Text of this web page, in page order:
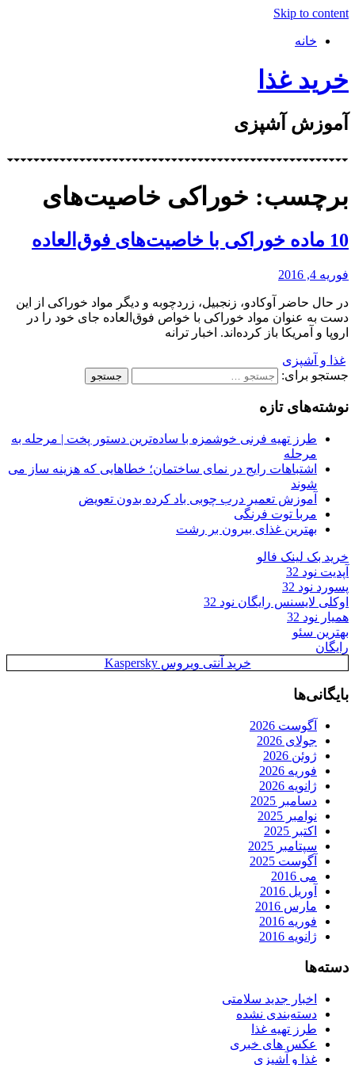
Skip to content
خانه
خرید غذا
آموزش آشپزی
برچسب: خوراکی خاصیت‌های
10 ماده خوراکی با خاصیت‌های فوق‌العاده
فوریه 4, 2016
در حال حاضر آوکادو، زنجبیل، زردچوبه و دیگر مواد خوراکی از این
دست به عنوان مواد خوراکی با خواص فوق‌العاده جای خود را در
اروپا و آمریکا باز کرده‌اند. اخبار ترانه
غذا و آشپزی
جستجو برای:
نوشته‌های تازه
طرز تهیه فرنی خوشمزه با ساده‌ترین دستور پخت | مرحله به
مرحله
اشتباهات رایج در نمای ساختمان؛ خطاهایی که هزینه ساز می
شوند
آموزش تعمیر درب چوبی باد کرده بدون تعویض
مربا توت فرنگی
بهترین غذای بیرون بر رشت
خرید بک لینک فالو
آپدیت نود 32
پسورد نود 32
اوکلی لایسنس رایگان نود 32
همیار نود 32
بهترین سئو
رایگان
خرید آنتی ویروس Kaspersky
بایگانی‌ها
آگوست 2026
جولای 2026
ژوئن 2026
فوریه 2026
ژانویه 2026
دسامبر 2025
نوامبر 2025
اکتبر 2025
سپتامبر 2025
آگوست 2025
می 2016
آوریل 2016
مارس 2016
فوریه 2016
ژانویه 2016
دسته‌ها
اخبار جدید سلامتی
دسته‌بندی نشده
طرز تهیه غذا
عکس های خبری
غذا و آشپزی